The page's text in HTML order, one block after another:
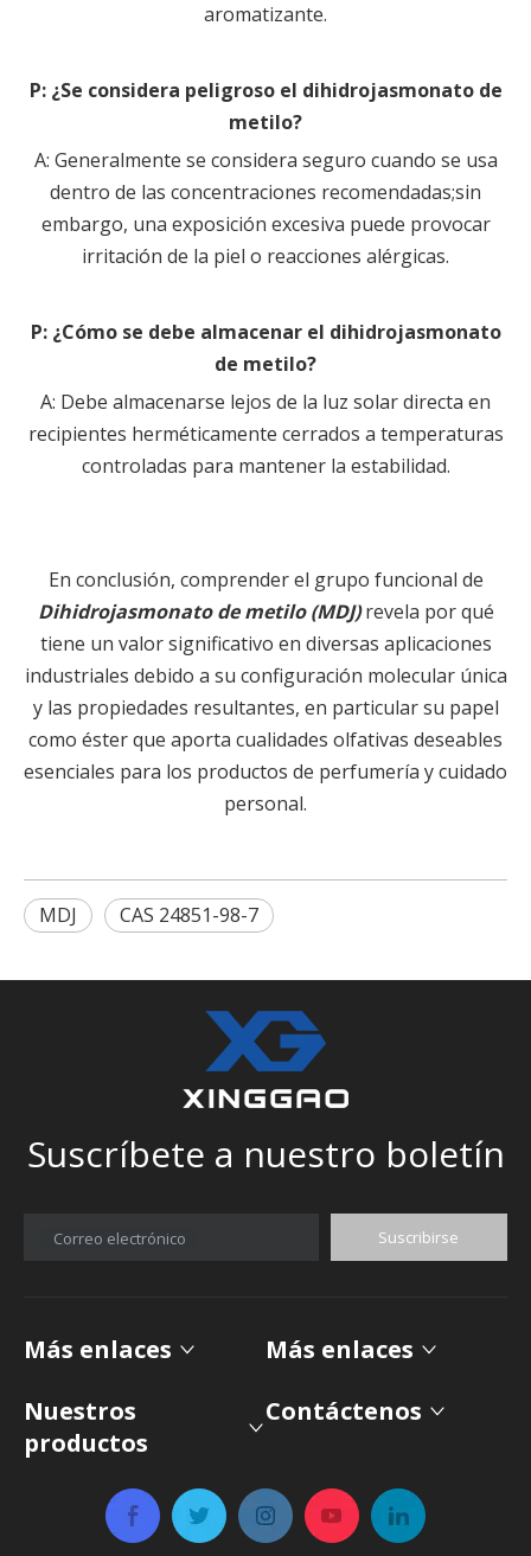
aromatizante.
P: ¿Se considera peligroso el dihidrojasmonato de
metilo?
A: Generalmente se considera seguro cuando se usa
dentro de las concentraciones recomendadas;sin
embargo, una exposición excesiva puede provocar
irritación de la piel o reacciones alérgicas.
P: ¿Cómo se debe almacenar el dihidrojasmonato
de metilo?
A: Debe almacenarse lejos de la luz solar directa en
recipientes herméticamente cerrados a temperaturas
controladas para mantener la estabilidad.
En conclusión, comprender el grupo funcional de
Dihidrojasmonato de metilo (MDJ)revela por qué
tiene un valor significativo en diversas aplicaciones
industriales debido a su configuración molecular única
y las propiedades resultantes, en particular su papel
como éster que aporta cualidades olfativas deseables
esenciales para los productos de perfumería y cuidado
personal.
MDJ CAS 24851-98-7
Suscríbete a nuestro boletín
Correo electrónico Suscribirse
Más enlaces
Más enlaces
Nuestros
productos
Contáctenos